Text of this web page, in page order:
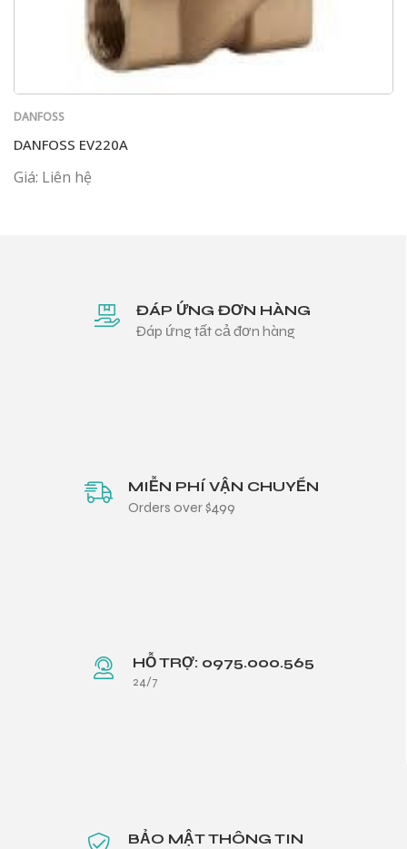
DANFOSS
DANFOSS EV220A
Giá: Liên hệ
ĐÁP ỨNG ĐƠN HÀNG
Đáp ứng tất cả đơn hàng
MIỄN PHÍ VẬN CHUYỂN
Orders over $499
HỖ TRỢ: 0975.000.565
24/7
BẢO MẬT THÔNG TIN